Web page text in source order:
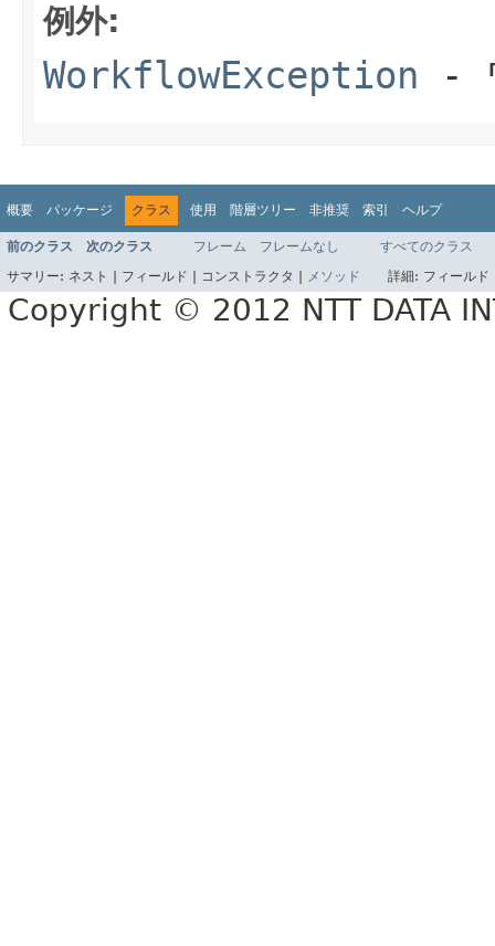
例外:
WorkflowException -
概要 パッケージ クラス 使用 階層ツリー 非推奨 索引 ヘルプ
前のクラス 次のクラス フレーム フレームなし
すべてのクラス
サマリー: ネスト | フィールド | コンストラクタ | メソッド 詳細: フィール
Copyright © 2012 NTT DATA